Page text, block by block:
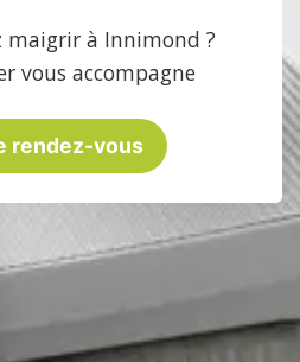
maigrir à Innimond ?
vous accompagne
rendez-vous